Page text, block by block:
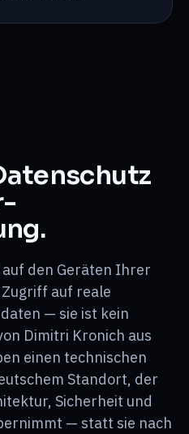
den Geräten Ihrer
auf reale
— sie ist kein
Dimitri Kronich aus
einen technischen
Standort, der
Sicherheit und
— statt sie nach